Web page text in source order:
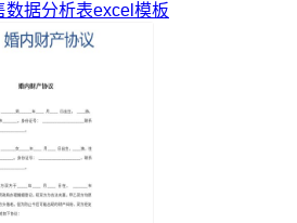
数据分析表excel模板